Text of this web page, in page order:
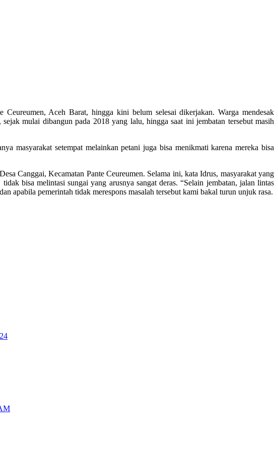
Aceh Barat, hingga kini belum selesai dikerjakan. Warga mendesak
mulai dibangun pada 2018 yang lalu, hingga saat ini jembatan tersebut masih
masyarakat setempat melainkan petani juga bisa menikmati karena mereka bisa
Canggai, Kecamatan Pante Ceureumen. Selama ini, kata Idrus, masyarakat yang
bisa melintasi sungai yang arusnya sangat deras. “Selain jembatan, jalan lintas
apabila pemerintah tidak merespons masalah tersebut kami bakal turun unjuk rasa.